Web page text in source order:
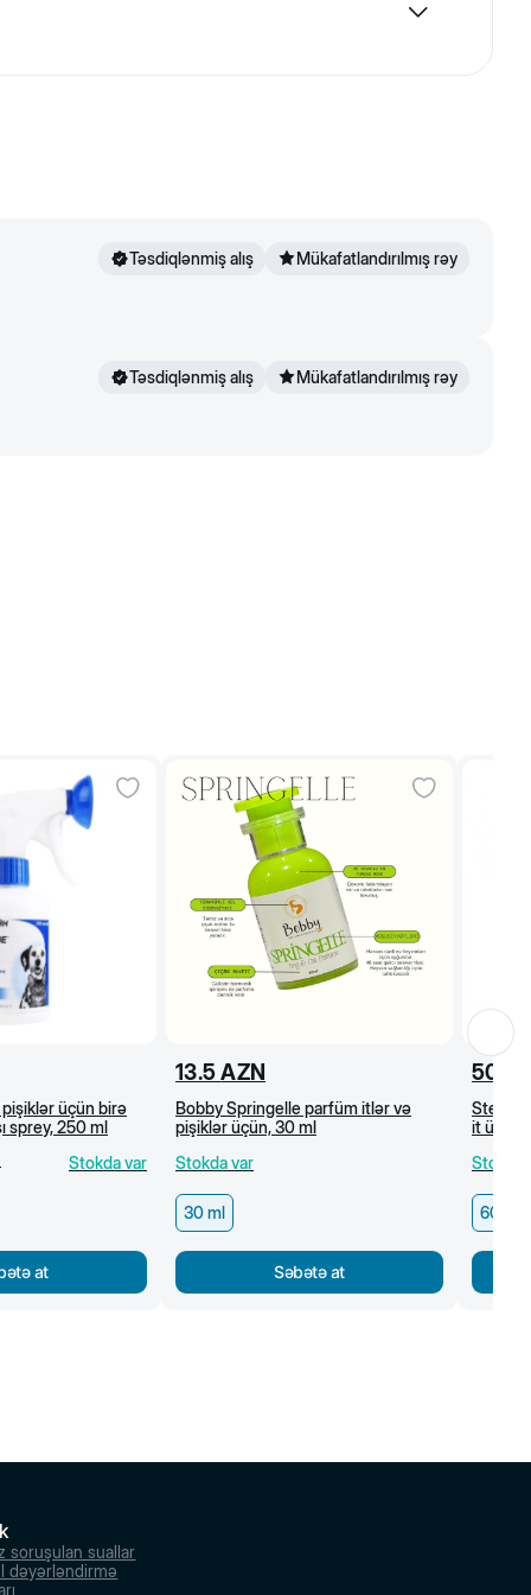
Təsdiqlənmiş alış Mükafatlandırılmış rəy
Təsdiqlənmiş alış Mükafatlandırılmış rəy
üçün birə
sprey, 250 ml
Stokda var
at
13.5 AZN
Bobby Springelle parfüm itlər və
pişiklər üçün, 30 ml
Stokda var
30 ml
Səbətə at
50
it üçün
Stokda
soruşulan suallar
dəyərləndirmə